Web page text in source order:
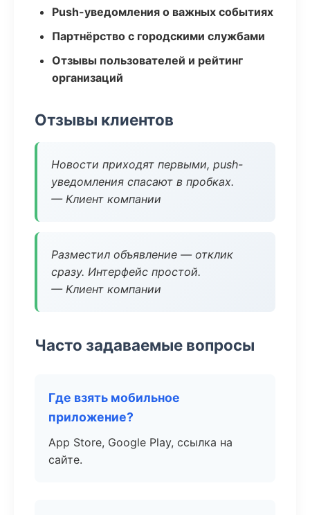
Push-уведомления о важных событиях
Партнёрство с городскими службами
Отзывы пользователей и рейтинг
организаций
Отзывы клиентов
Новости приходят первыми, push-
уведомления спасают в пробках.
— Клиент компании
Разместил объявление — отклик
сразу. Интерфейс простой.
— Клиент компании
Часто задаваемые вопросы
Где взять мобильное
приложение?
App Store, Google Play, ссылка на
сайте.